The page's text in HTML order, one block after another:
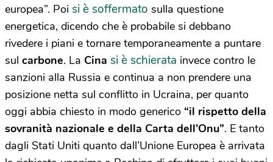
europea”. Poi si è soffermato sulla questione
energetica, dicendo che è probabile si debbano
rivedere i piani e tornare temporaneamente a puntare
sul carbone. La Cina si è schierata invece contro le
sanzioni alla Russia e continua a non prendere una
posizione netta sul conflitto in Ucraina, per quanto
oggi abbia chiesto in modo generico “il rispetto della
sovranità nazionale e della Carta dell’Onu”. E tanto
dagli Stati Uniti quanto dall’Unione Europea è arrivata